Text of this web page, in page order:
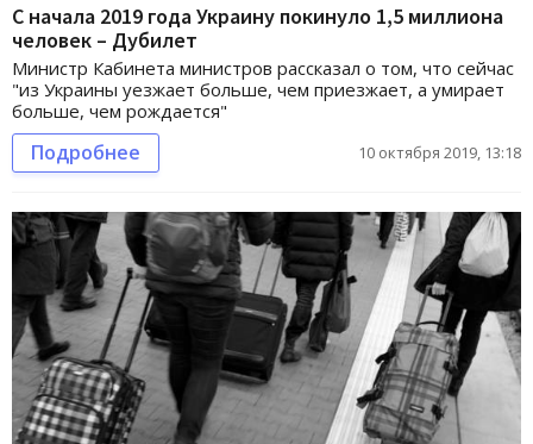
С начала 2019 года Украину покинуло 1,5 миллиона
человек – Дубилет
Министр Кабинета министров рассказал о том, что сейчас
"из Украины уезжает больше, чем приезжает, а умирает
больше, чем рождается"
Подробнее 10 октября 2019, 13:18